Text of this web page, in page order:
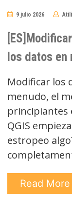
9 julio 2026
los datos en
Modificar los
menudo, el
principiantes
QGIS
estropeo
Read More